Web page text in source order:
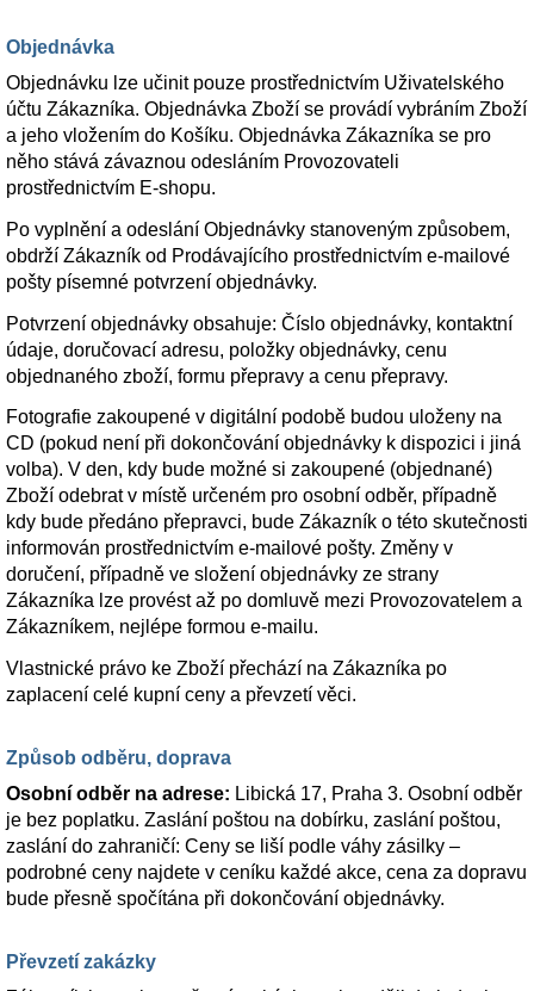
Objednávka
Objednávku lze učinit pouze prostřednictvím Uživatelského
účtu Zákazníka. Objednávka Zboží se provádí vybráním Zboží
a jeho vložením do Košíku. Objednávka Zákazníka se pro
něho stává závaznou odesláním Provozovateli
prostřednictvím E-shopu.
Po vyplnění a odeslání Objednávky stanoveným způsobem,
obdrží Zákazník od Prodávajícího prostřednictvím e-mailové
pošty písemné potvrzení objednávky.
Potvrzení objednávky obsahuje: Číslo objednávky, kontaktní
údaje, doručovací adresu, položky objednávky, cenu
objednaného zboží, formu přepravy a cenu přepravy.
Fotografie zakoupené v digitální podobě budou uloženy na
CD (pokud není při dokončování objednávky k dispozici i jiná
volba). V den, kdy bude možné si zakoupené (objednané)
Zboží odebrat v místě určeném pro osobní odběr, případně
kdy bude předáno přepravci, bude Zákazník o této skutečnosti
informován prostřednictvím e-mailové pošty. Změny v
doručení, případně ve složení objednávky ze strany
Zákazníka lze provést až po domluvě mezi Provozovatelem a
Zákazníkem, nejlépe formou e-mailu.
Vlastnické právo ke Zboží přechází na Zákazníka po
zaplacení celé kupní ceny a převzetí věci.
Způsob odběru, doprava
Osobní odběr na adrese: Libická 17, Praha 3. Osobní odběr
je bez poplatku. Zaslání poštou na dobírku, zaslání poštou,
zaslání do zahraničí: Ceny se liší podle váhy zásilky –
podrobné ceny najdete v ceníku každé akce, cena za dopravu
bude přesně spočítána při dokončování objednávky.
Převzetí zakázky